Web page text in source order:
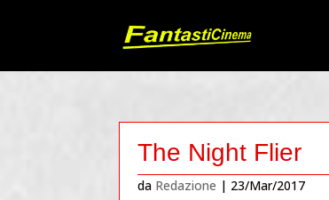
The Night Flier
da Redazione | 23/Mar/2017